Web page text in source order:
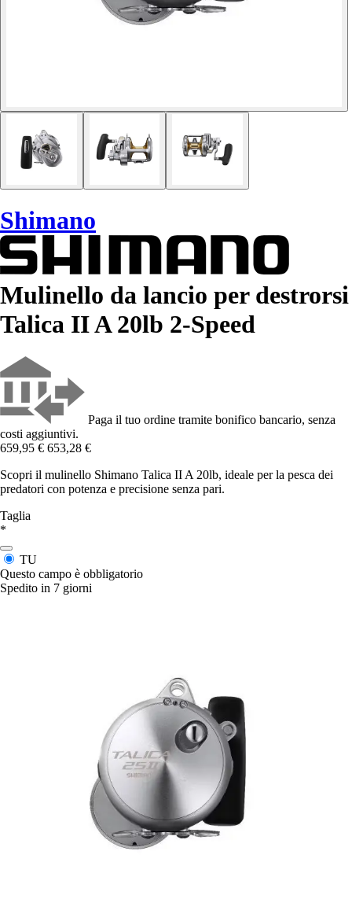
Shimano
Mulinello da lancio per destrorsi
Talica II A 20lb 2-Speed
Paga il tuo ordine tramite bonifico bancario, senza
costi aggiuntivi.
659,95 € 653,28 €
Scopri il mulinello Shimano Talica II A 20lb, ideale per la pesca dei
predatori con potenza e precisione senza pari.
Taglia
*
TU
Questo campo è obbligatorio
Spedito in 7 giorni